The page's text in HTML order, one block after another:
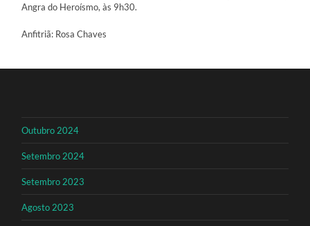
Angra do Heroísmo, às 9h30.
Anfitriã: Rosa Chaves
Outubro 2024
Setembro 2024
Setembro 2023
Agosto 2023